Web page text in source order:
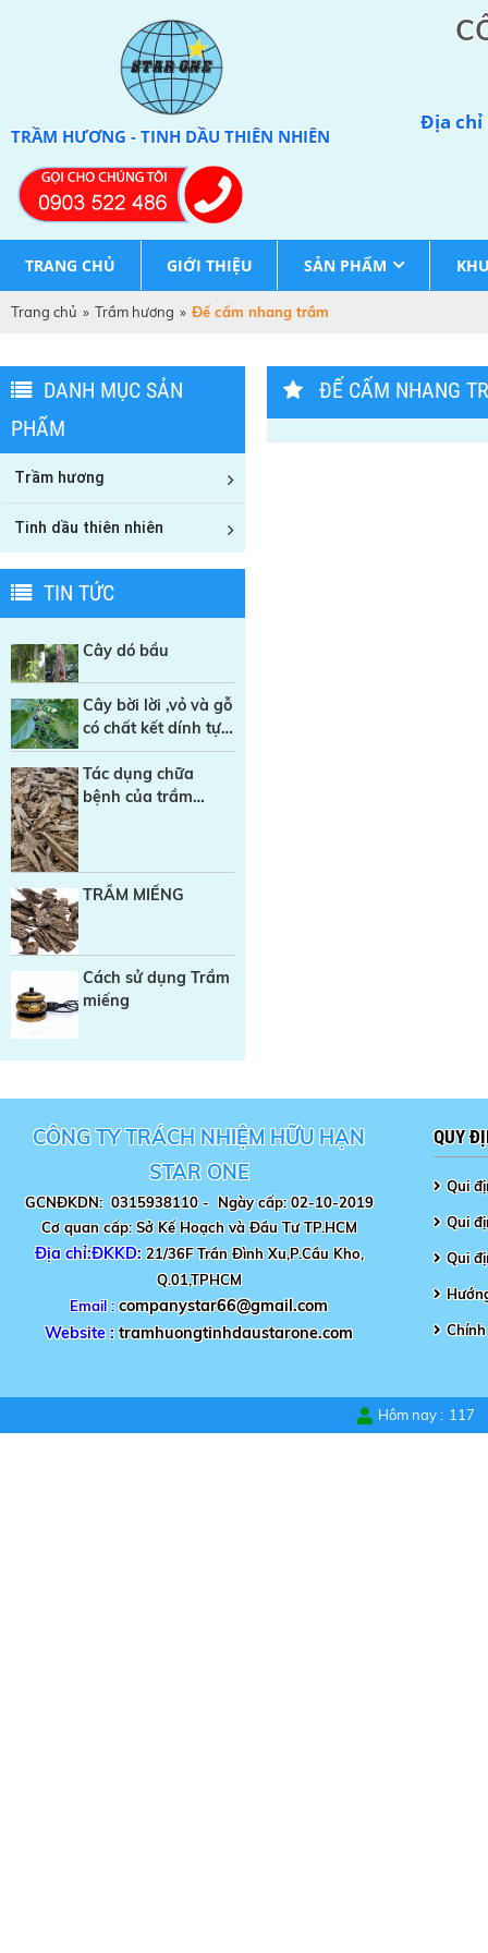
TRẦM HƯƠNG - TINH DẦU THIÊN NHIÊN
Địa chỉ
TRANG CHỦ GIỚI THIỆU SẢN PHẨM
Trang chủ » Trầm hương » Đế cấm nhang trầm
DANH MỤC SẢN
PHẨM
Trầm hương
Tinh dầu thiên nhiên
TIN TỨC
Cây dó bầu
Cây bời lời ,vỏ và gỗ
có chất kết dính tự
nhiên trong sản
xuất Nhang sạch
Tác dụng chữa
bệnh của trầm
TRẦM MIẾNG
Cách sử dụng Trầm
miếng
ĐẾ CẤM NHANG
CÔNG TY TRÁCH NHIỆM HỮU HẠN
STAR ONE
GCNĐKDN: 0315938110 - Ngày cấp: 02-10-2019
Cơ quan cấp: Sở Kế Hoạch và Đầu Tư TP.HCM
Địa chỉ:ĐKKD: 21/36F Trần Đình Xu,P.Cầu Kho,
Q.01,TPHCM
Email :companystar66@gmail.com
Website :tramhuongtinhdaustarone.com
QUY
Qui
Qui
Qui
Hôm nay : 117